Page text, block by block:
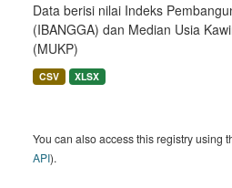
Data berisi nilai Indeks
(IBANGGA) dan Median Usia
(MUKP)
CSV XLSX
You can also access this registry using
API).